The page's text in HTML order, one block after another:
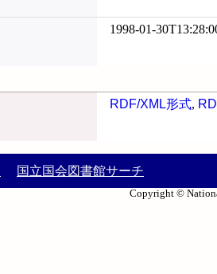
1998-01-
RDF/XML形式,
国立国会図書館サーチ
Copyright ©